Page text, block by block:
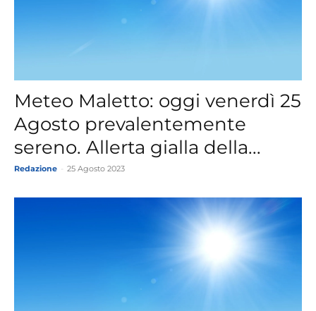
Meteo Maletto: oggi venerdì 25
Agosto prevalentemente
sereno. Allerta gialla della...
Redazione 25 Agosto 2023